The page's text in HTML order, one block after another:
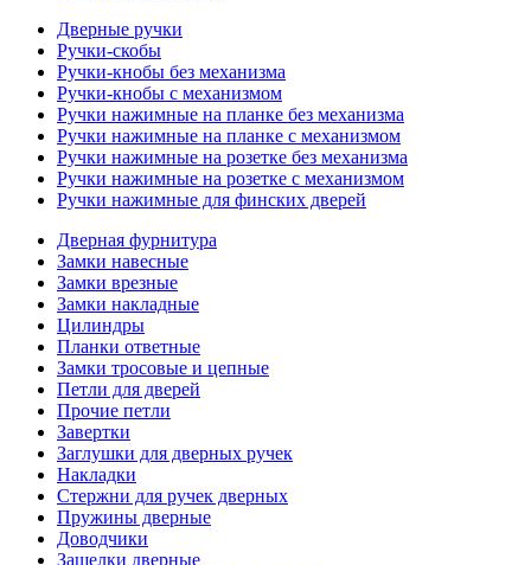
Дверные ручки
Ручки-скобы
Ручки-кнобы без механизма
Ручки-кнобы с механизмом
Ручки нажимные на планке без механизма
Ручки нажимные на планке с механизмом
Ручки нажимные на розетке без механизма
Ручки нажимные на розетке с механизмом
Ручки нажимные для финских дверей
Дверная фурнитура
Замки навесные
Замки врезные
Замки накладные
Цилиндры
Планки ответные
Замки тросовые и цепные
Петли для дверей
Прочие петли
Завертки
Заглушки для дверных ручек
Накладки
Стержни для ручек дверных
Пружины дверные
Доводчики
Защелки дверные